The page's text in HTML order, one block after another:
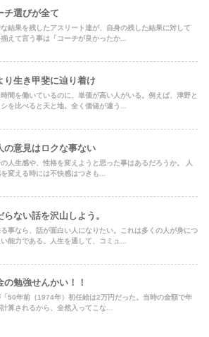
チ選びが全て
結果を残したアスリート達が、自身の残した結果に対して
えて言う事は「コーチが良かったか...
り生き甲斐に辿り着け
時間を働いているのに、単価が高い人がいる。例えば、津野と
シを比べると天と地。全く価値が違う...
の意見はロクな事ない
の人生感や、性格を変えようと思った事はあるだろうか。 人
変える時には不快感はつきも...
らない話を沢山しよう。
事なら、話が面白い人になりたい。これは多くの人が身につ
能力である。人生を通して、コミュ...
の勉強せんかい！！
50年前（1974年）初任給は2万円だった。当時の金額で年
算されるから、全然入ってこな...